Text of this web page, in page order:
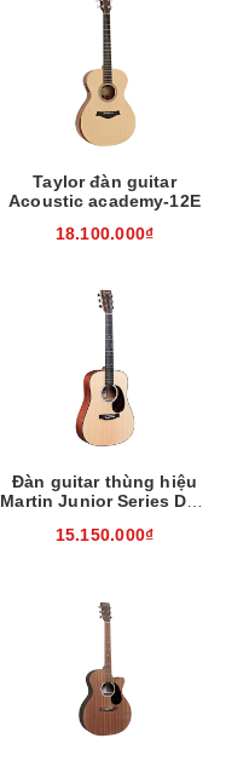
Taylor đàn guitar
Acoustic academy-12E
18.100.000₫
Đàn guitar thùng hiệu
Martin Junior Series DJr-
02
15.150.000₫